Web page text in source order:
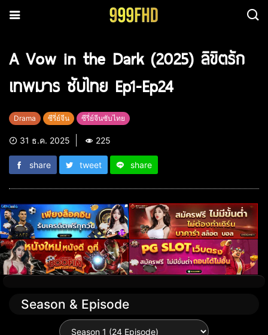
A Vow in the Dark (2025) ลิขิตรัก
เทพมาร ซับไทย Ep1-Ep24
Drama ซีรี่ย์จีน ซีรี่ย์จีนซับไทย
31 ธ.ค. 2025 225
share tweet share
Season & Episode